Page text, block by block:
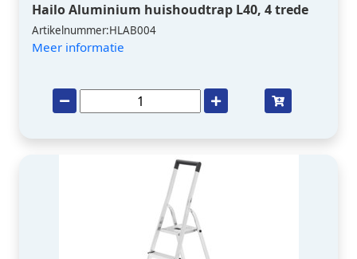
Hailo Aluminium huishoudtrap L40, 4 trede
Artikelnummer:HLAB004
Meer informatie